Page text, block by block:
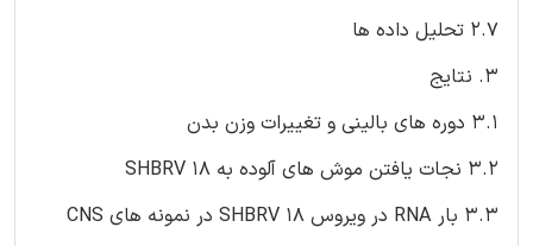
2.7 تحلیل داده ها
3. نتایج
3.1 دوره های بالینی و تغییرات وزن بدن
3.2 نجات یافتن موش های آلوده به SHBRV 18
3.3 بار RNA در ویروس SHBRV 18 در نمونه های CNS